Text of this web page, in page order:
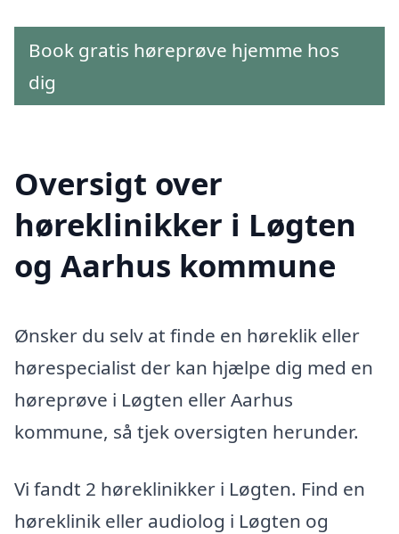
Book gratis høreprøve hjemme hos
dig
Oversigt over
høreklinikker i Løgten
og Aarhus kommune
Ønsker du selv at finde en høreklik eller
hørespecialist der kan hjælpe dig med en
høreprøve i Løgten eller Aarhus
kommune, så tjek oversigten herunder.
Vi fandt 2 høreklinikker i Løgten. Find en
høreklinik eller audiolog i Løgten og